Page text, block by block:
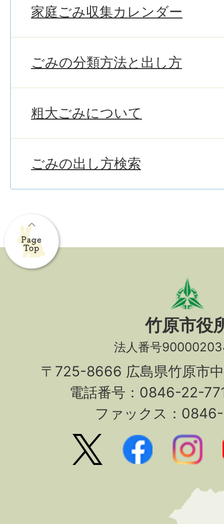
家庭ごみ収集カレンダー
ごみの分類方法と出し方
粗大ごみについて
ごみの出し方検索
竹原市役
法人番号
〒725-8666 広島県竹原市
電話番号：0846-22-
ファックス：